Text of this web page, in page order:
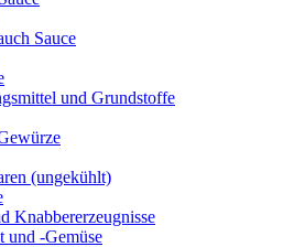
Sauce
und Grundstoffe
(ungekühlt)
Knabbererzeugnisse
und -Gemüse